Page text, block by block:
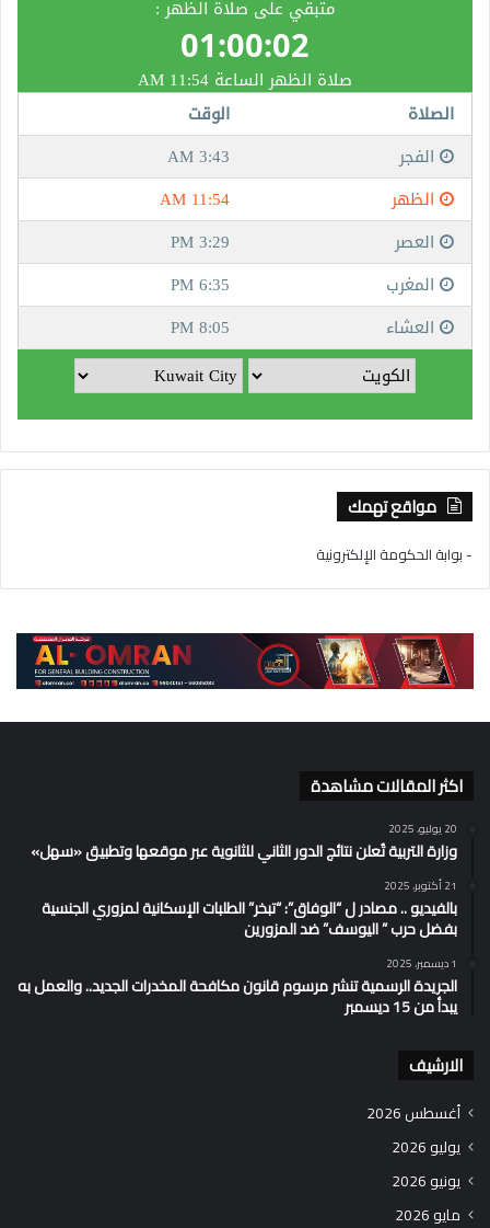
مواقع تهمك
- بوابة الحكومة الإلكترونية
اكثر المقالات مشاهدة
20 يوليو، 2025
وزارة التربية تُعلن نتائج الدور الثاني للثانوية عبر موقعها وتطبيق «سهل»
21 أكتوبر، 2025
بالفيديو .. مصادر ل “الوفاق”: “تبخر” الطلبات الإسكانية لمزوري الجنسية
بفضل حرب ” اليوسف” ضد المزورين
1 ديسمبر، 2025
الجريدة الرسمية تنشر مرسوم قانون مكافحة المخدرات الجديد.. والعمل به
يبدأ من 15 ديسمبر
الارشيف
أغسطس 2026
يوليو 2026
يونيو 2026
مايو 2026